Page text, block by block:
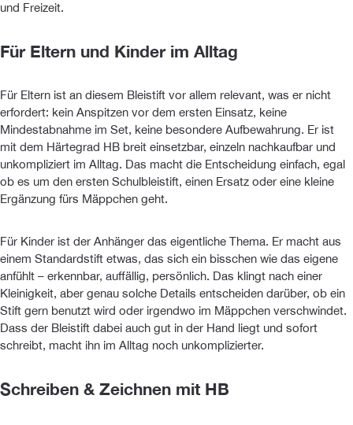
und Freizeit.
Für Eltern und Kinder im Alltag
Für Eltern ist an diesem Bleistift vor allem relevant, was er nicht
erfordert: kein Anspitzen vor dem ersten Einsatz, keine
Mindestabnahme im Set, keine besondere Aufbewahrung. Er ist
mit dem Härtegrad HB breit einsetzbar, einzeln nachkaufbar und
unkompliziert im Alltag. Das macht die Entscheidung einfach, egal
ob es um den ersten Schulbleistift, einen Ersatz oder eine kleine
Ergänzung fürs Mäppchen geht.
Für Kinder ist der Anhänger das eigentliche Thema. Er macht aus
einem Standardstift etwas, das sich ein bisschen wie das eigene
anfühlt – erkennbar, auffällig, persönlich. Das klingt nach einer
Kleinigkeit, aber genau solche Details entscheiden darüber, ob ein
Stift gern benutzt wird oder irgendwo im Mäppchen verschwindet.
Dass der Bleistift dabei auch gut in der Hand liegt und sofort
schreibt, macht ihn im Alltag noch unkomplizierter.
Schreiben & Zeichnen mit HB